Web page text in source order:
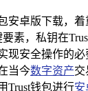
安卓版下载，着
素，私钥在
现安全操作的
当今数字资产交
Trust钱包进行安